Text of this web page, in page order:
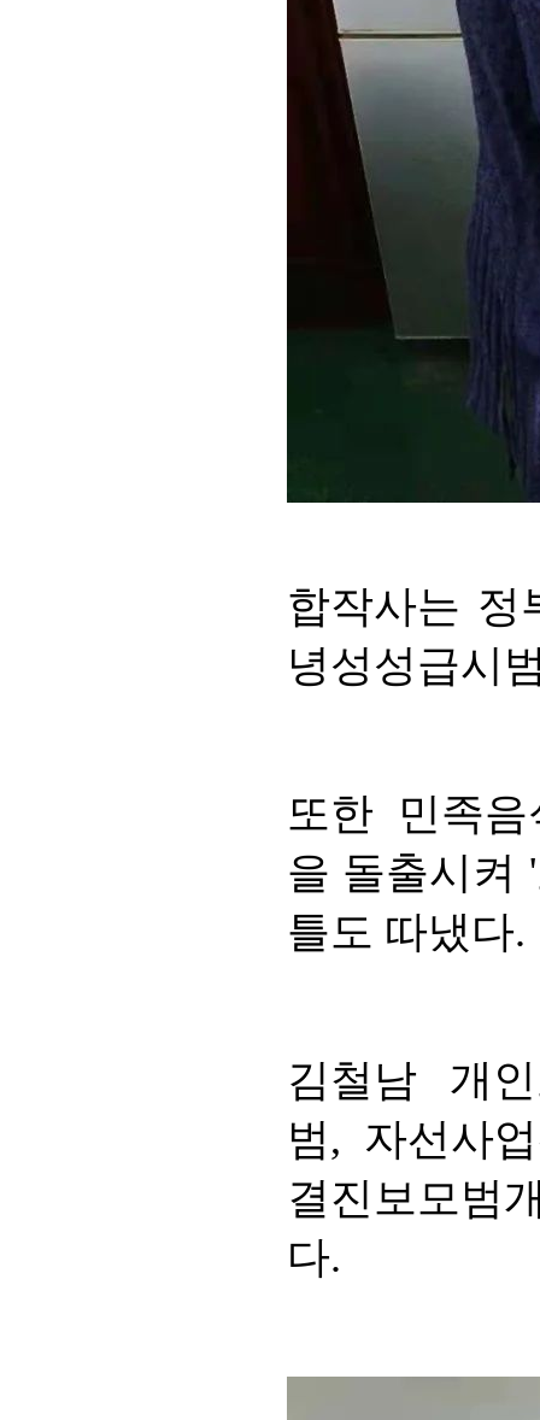
합작사는 정
녕성성급시
또한 민족
을 돌출시켜
틀도 따냈다.
김철남 개
범, 자선사
결진보모범
다.